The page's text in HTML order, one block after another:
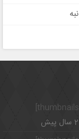
2 سال پیش